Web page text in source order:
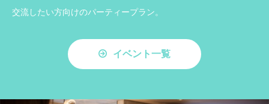
交流したい方向けのパーティープラン。
イベント一覧